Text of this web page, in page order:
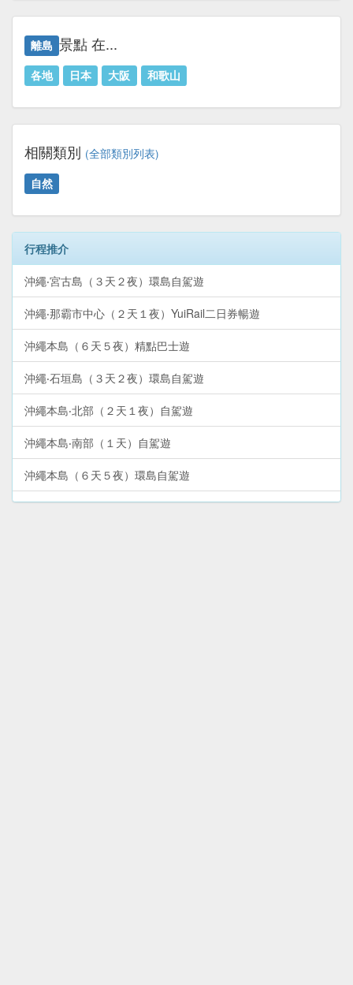
離島 景點 在...
各地 日本 大阪 和歌山
相關類別 (全部類別列表)
自然
行程推介
沖繩‧宮古島（３天２夜）環島自駕遊
沖繩‧那霸市中心（２天１夜）YuiRail二日券暢遊
沖繩本島（６天５夜）精點巴士遊
沖繩‧石垣島（３天２夜）環島自駕遊
沖繩本島‧北部（２天１夜）自駕遊
沖繩本島‧南部（１天）自駕遊
沖繩本島（６天５夜）環島自駕遊
沖繩本島‧中部（２天１夜）自駕遊